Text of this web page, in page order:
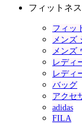
フィットネ
フィッ
メンズ
メンズ
レディ
レディ
バッグ
アクセ
adidas
FILA